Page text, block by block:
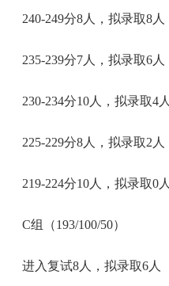
240-249分8人，拟录取8人
235-239分7人，拟录取6人
230-234分10人，拟录取4人
225-229分8人，拟录取2人
219-224分10人，拟录取0人
C组（193/100/50）
进入复试8人，拟录取6人